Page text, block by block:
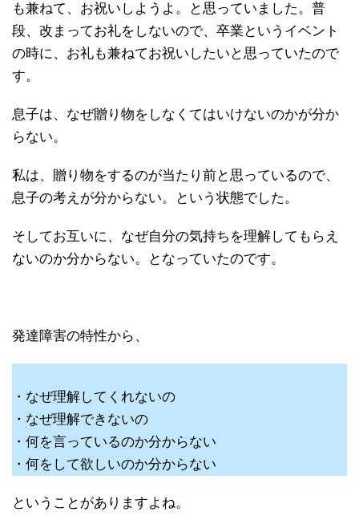
も兼ねて、お祝いしようよ。と思っていました。普
段、改まってお礼をしないので、卒業というイベント
の時に、お礼も兼ねてお祝いしたいと思っていたので
す。
息子は、なぜ贈り物をしなくてはいけないのかが分か
らない。
私は、贈り物をするのが当たり前と思っているので、
息子の考えが分からない。という状態でした。
そしてお互いに、なぜ自分の気持ちを理解してもらえ
ないのか分からない。となっていたのです。
発達障害の特性から、
・なぜ理解してくれないの
・なぜ理解できないの
・何を言っているのか分からない
・何をして欲しいのか分からない
ということがありますよね。